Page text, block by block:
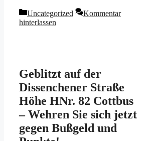
Kategorien
Uncategorized
Kommentar
hinterlassen
Geblitzt auf der
Dissenchener Straße
Höhe HNr. 82 Cottbus
– Wehren Sie sich jetzt
gegen Bußgeld und